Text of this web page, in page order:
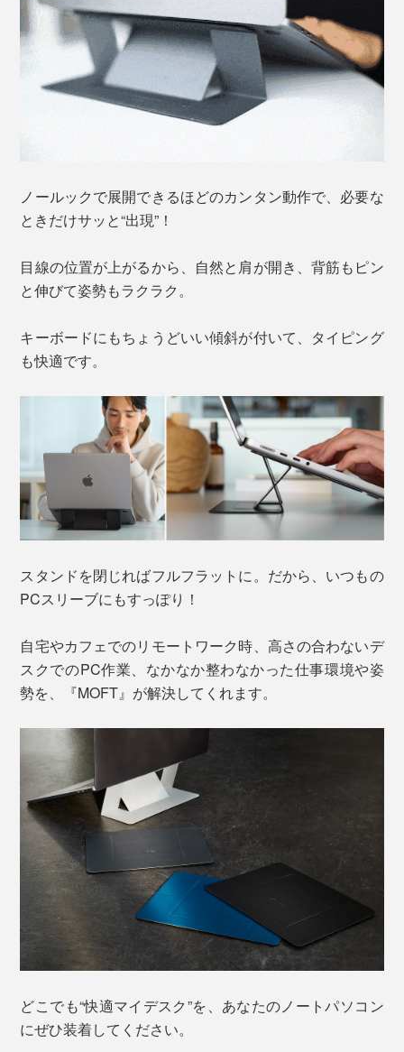
ノールックで展開できるほどのカンタン動作で、必要な
ときだけサッと“出現”！
目線の位置が上がるから、自然と肩が開き、背筋もピン
と伸びて姿勢もラクラク。
キーボードにもちょうどいい傾斜が付いて、タイピング
も快適です。
スタンドを閉じればフルフラットに。だから、いつもの
PCスリーブにもすっぽり！
自宅やカフェでのリモートワーク時、高さの合わないデ
スクでのPC作業、なかなか整わなかった仕事環境や姿
勢を、『MOFT』が解決してくれます。
どこでも“快適マイデスク”を、あなたのノートパソコン
にぜひ装着してください。